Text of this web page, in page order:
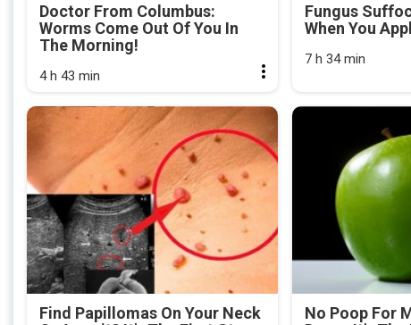
Doctor From Columbus:
Worms Come Out Of You In
The Morning!
4 h 43 min
Fungus
When You
7 h 34 min
Find Papillomas On Your Neck
No Poop For